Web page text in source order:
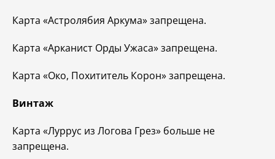
Карта «Астролябия Аркума» запрещена.
Карта «Арканист Орды Ужаса» запрещена.
Карта «Око, Похититель Корон» запрещена.
Винтаж
Карта «Луррус из Логова Грез» больше не
запрещена.